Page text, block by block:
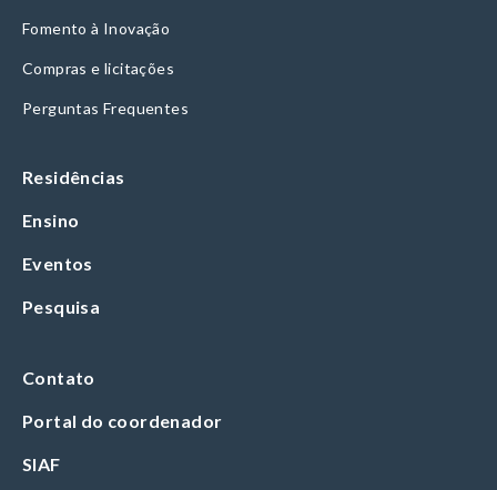
Fomento à Inovação
Compras e licitações
Perguntas Frequentes
Residências
Ensino
Eventos
Pesquisa
Contato
Portal do coordenador
SIAF